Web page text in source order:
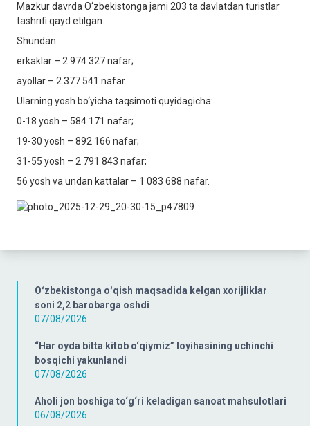
Oʻzbekistonga oʻqish maqsadida kelgan xorijliklar
soni 2,2 barobarga oshdi
07/08/2026
“Har oyda bitta kitob o‘qiymiz” loyihasining uchinchi
bosqichi yakunlandi
07/08/2026
Aholi jon boshiga to‘g‘ri keladigan sanoat mahsulotlari
06/08/2026
Mazkur davrda O‘zbekistonga jami 203 ta davlatdan turistlar
tashrifi qayd etilgan.
Shundan:
erkaklar – 2 974 327 nafar;
ayollar – 2 377 541 nafar.
Ularning yosh bo‘yicha taqsimoti quyidagicha:
0-18 yosh – 584 171 nafar;
19-30 yosh – 892 166 nafar;
31-55 yosh – 2 791 843 nafar;
56 yosh va undan kattalar – 1 083 688 nafar.